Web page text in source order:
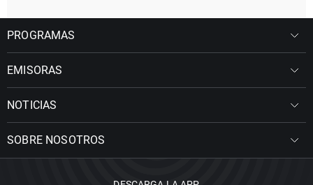
PROGRAMAS
EMISORAS
NOTICIAS
SOBRE NOSOTROS